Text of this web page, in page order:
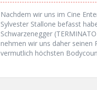
Nachdem wir uns im Cine
Sylvester Stallone befasst
Schwarzenegger
nehmen wir uns daher seinen
vermutlich höchsten